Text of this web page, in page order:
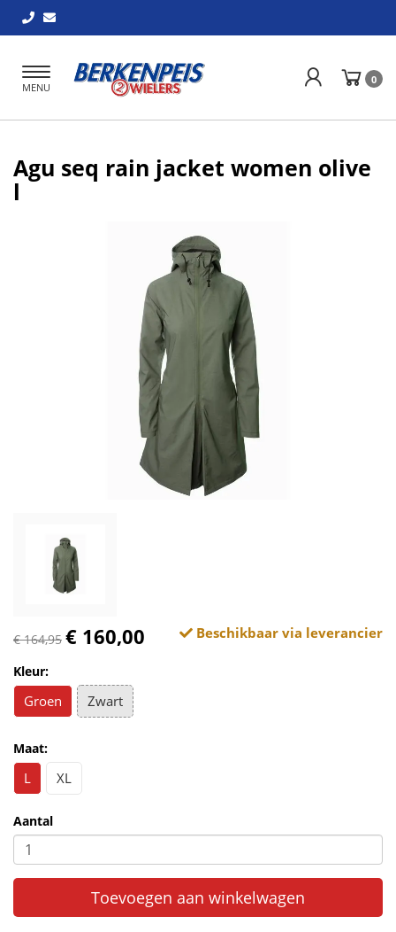
Toggle
navigation
MENU
0
Agu seq rain jacket women olive
l
€ 164,95 € 160,00 Beschikbaar via leverancier
Kleur:
Groen Zwart
Maat:
L XL
Aantal
Toevoegen aan winkelwagen